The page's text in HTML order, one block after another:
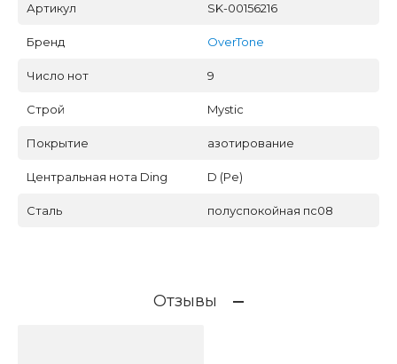
Артикул SK-00156216
Бренд OverTone
Число нот 9
Строй Mystic
Покрытие азотирование
Центральная нота Ding D (Ре)
Сталь полуспокойная пс08
Отзывы